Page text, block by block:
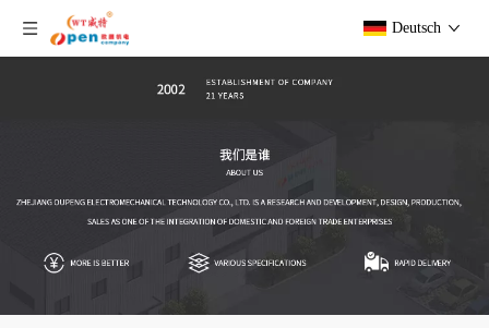
Deutsch